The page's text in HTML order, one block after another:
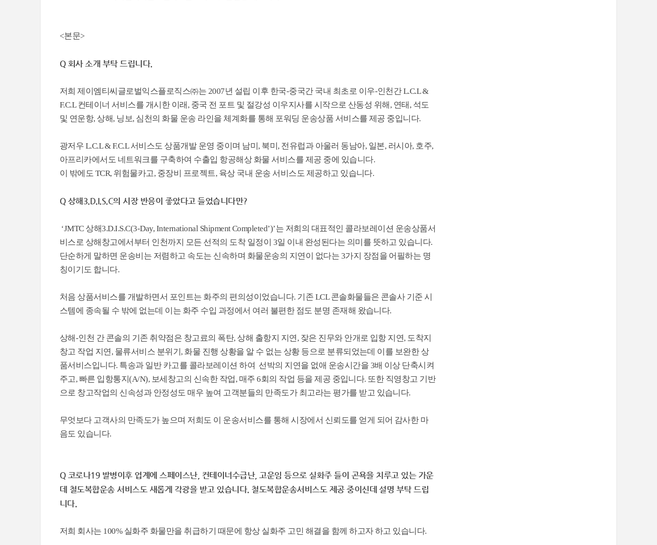
<본문>
Q 회사 소개 부탁 드립니다.
저희 제이엠티씨글로벌익스플로직스㈜는 2007년 설립 이후 한국-중국간 국내 최초로 이우-인천간 L.C.L &
F.C.L 컨테이너 서비스를 개시한 이래, 중국 전 포트 및 절강성 이우지사를 시작으로 산동성 위해, 연태, 석도
및 연운항, 상해, 닝보, 심천의 화물 운송 라인을 체계화를 통해 포워딩 운송상품 서비스를 제공 중입니다.
광저우 L.C.L & F.C.L 서비스도 상품개발 운영 중이며 남미, 북미, 전유럽과 아울러 동남아, 일본, 러시아, 호주,
아프리카에서도 네트워크를 구축하여 수출입 항공해상 화물 서비스를 제공 중에 있습니다.
이 밖에도 TCR, 위험물카고, 중장비 프로젝트, 육상 국내 운송 서비스도 제공하고 있습니다.
Q 상해3.D.I.S.C의 시장 반응이 좋았다고 들었습니다만?
‘JMTC 상해3.D.I.S.C(3-Day, International Shipment Completed’)’는 저희의 대표적인 콜라보레이션 운송상품서
비스로 상해창고에서부터 인천까지 모든 선적의 도착 일정이 3일 이내 완성된다는 의미를 뜻하고 있습니다.
단순하게 말하면 운송비는 저렴하고 속도는 신속하며 화물운송의 지연이 없다는 3가지 장점을 어필하는 명
칭이기도 합니다.
처음 상품서비스를 개발하면서 포인트는 화주의 편의성이었습니다. 기존 LCL 콘솔화물들은 콘솔사 기준 시
스템에 종속될 수 밖에 없는데 이는 화주 수입 과정에서 여러 불편한 점도 분명 존재해 왔습니다.
상해-인천 간 콘솔의 기존 취약점은 창고료의 폭탄, 상해 출항지 지연, 잦은 진무와 안개로 입항 지연, 도착지
창고 작업 지연, 물류서비스 분위기, 화물 진행 상황을 알 수 없는 상황 등으로 분류되었는데 이를 보완한 상
품서비스입니다. 특송과 일반 카고를 콜라보레이션 하여 선박의 지연을 없애 운송시간을 3배 이상 단축시켜
주고, 빠른 입항통지(A/N), 보세창고의 신속한 작업, 매주 6회의 작업 등을 제공 중입니다. 또한 직영창고 기반
으로 창고작업의 신속성과 안정성도 매우 높여 고객분들의 만족도가 최고라는 평가를 받고 있습니다.
무엇보다 고객사의 만족도가 높으며 저희도 이 운송서비스를 통해 시장에서 신뢰도를 얻게 되어 감사한 마
음도 있습니다.
Q 코로나19 발병이후 업계에 스페이스난, 컨테이너수급난, 고운임 등으로 실화주 들이 곤욕을 치루고 있는 가운
데 철도복합운송 서비스도 새롭게 각광을 받고 있습니다. 철도복합운송서비스도 제공 중이신데 설명 부탁 드립
니다.
저희 회사는 100% 실화주 화물만을 취급하기 때문에 항상 실화주 고민 해결을 함께 하고자 하고 있습니다.